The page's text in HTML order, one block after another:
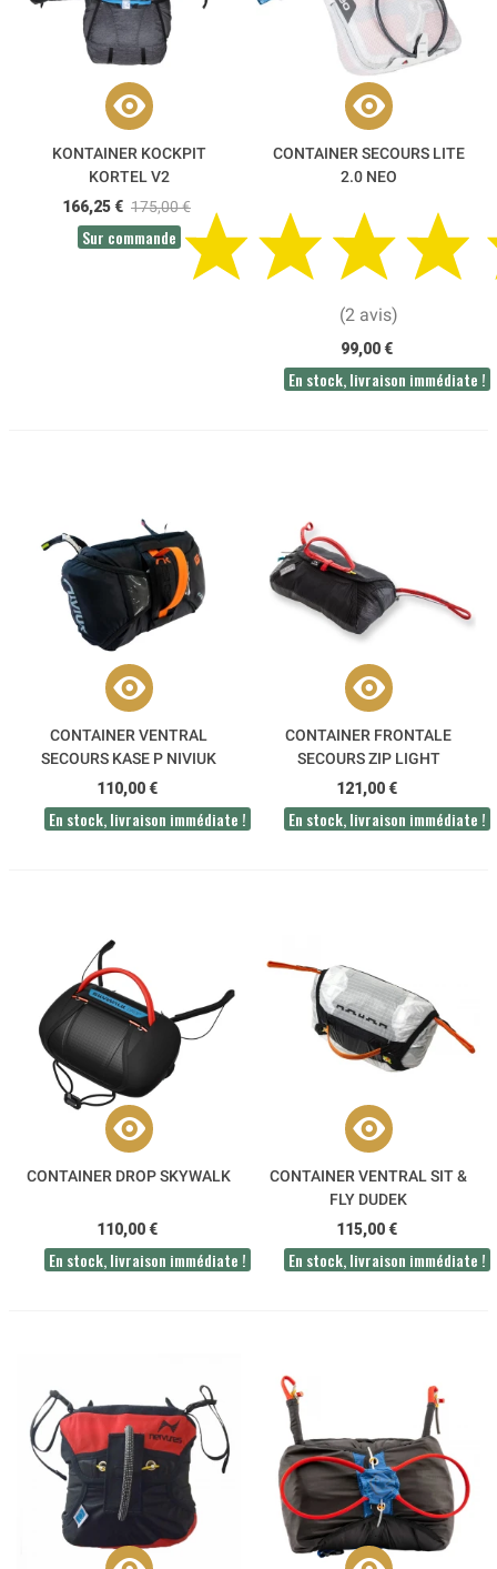
KONTAINER KOCKPIT
KORTEL V2
166,25 € 175,00 €
Sur commande
CONTAINER SECOURS LITE
2.0 NEO
(2 avis)
99,00 €
En stock, livraison immédiate !
CONTAINER VENTRAL
SECOURS KASE P NIVIUK
110,00 €
En stock, livraison immédiate !
CONTAINER FRONTALE
SECOURS ZIP LIGHT
ADVANCE
121,00 €
En stock, livraison immédiate !
CONTAINER DROP SKYWALK
110,00 €
En stock, livraison immédiate !
CONTAINER VENTRAL SIT &
FLY DUDEK
115,00 €
En stock, livraison immédiate !